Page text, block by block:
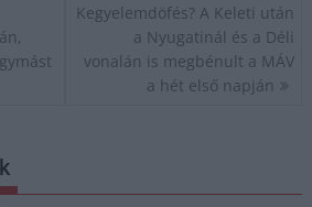
Kegyelemdöfés? A Keleti után
a Nyugatinál és a Déli
vonalán is megbénult a MÁV
a hét első napján